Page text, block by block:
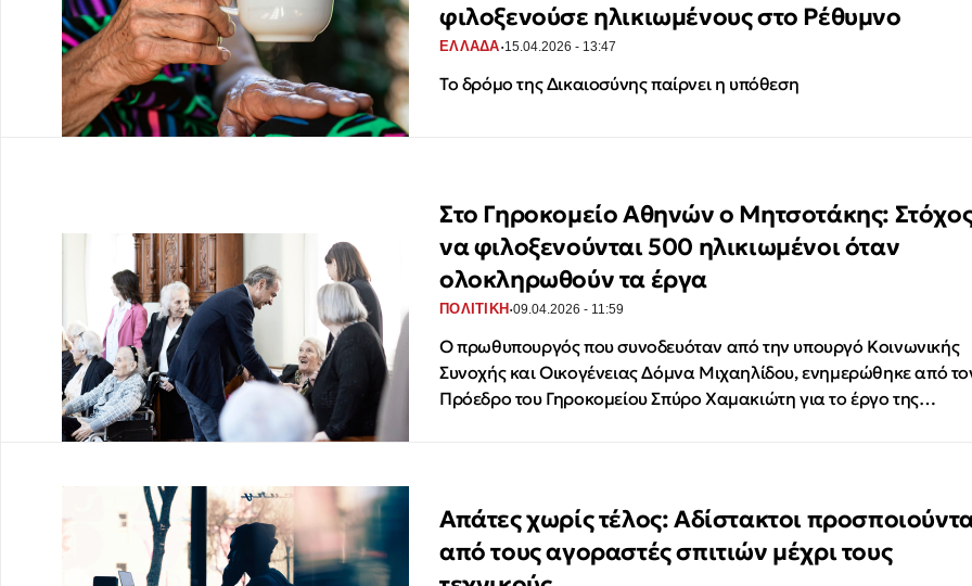
φιλοξενούσε ηλικιωμένους στο Ρέθυμνο
ΕΛΛΑΔΑ·15.04.2026 - 13:47
Το δρόμο της Δικαιοσύνης παίρνει η υπόθεση
Στο Γηροκομείο Αθηνών ο Μητσοτάκης:
να φιλοξενούνται 500 ηλικιωμένοι όταν
ολοκληρωθούν τα έργα
ΠΟΛΙΤΙΚΗ ·09.04.2026 - 11:59
Ο πρωθυπουργός που συνοδευόταν από την υπουργό Κοινωνικής
Συνοχής και Οικογένειας Δόμνα Μιχαηλίδου, ενημερώθηκε από
Πρόεδρο του Γηροκομείου Σπύρο Χαμακιώτη για το έργο της…
Απάτες χωρίς τέλος: Αδίστακτοι
από τους αγοραστές σπιτιών μέχρι τους